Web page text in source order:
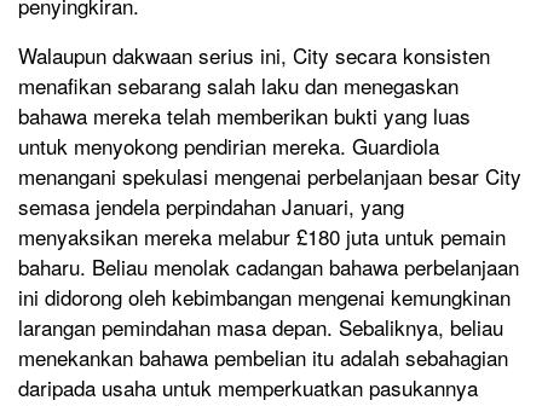
Walaupun dakwaan serius ini, City secara konsisten
menafikan sebarang salah laku dan menegaskan
bahawa mereka telah memberikan bukti yang luas
untuk menyokong pendirian mereka. Guardiola
menangani spekulasi mengenai perbelanjaan besar City
semasa jendela perpindahan Januari, yang
menyaksikan mereka melabur £180 juta untuk pemain
baharu. Beliau menolak cadangan bahawa perbelanjaan
ini didorong oleh kebimbangan mengenai kemungkinan
larangan pemindahan masa depan. Sebaliknya, beliau
menekankan bahawa pembelian itu adalah sebahagian
daripada usaha untuk memperkuatkan pasukannya